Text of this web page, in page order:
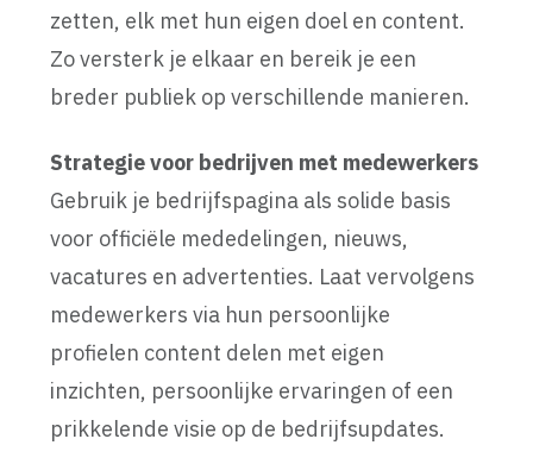
zetten, elk met hun eigen doel en content.
Zo versterk je elkaar en bereik je een
breder publiek op verschillende manieren.
Strategie voor bedrijven met medewerkers
Gebruik je bedrijfspagina als solide basis
voor officiële mededelingen, nieuws,
vacatures en advertenties. Laat vervolgens
medewerkers via hun persoonlijke
profielen content delen met eigen
inzichten, persoonlijke ervaringen of een
prikkelende visie op de bedrijfsupdates.